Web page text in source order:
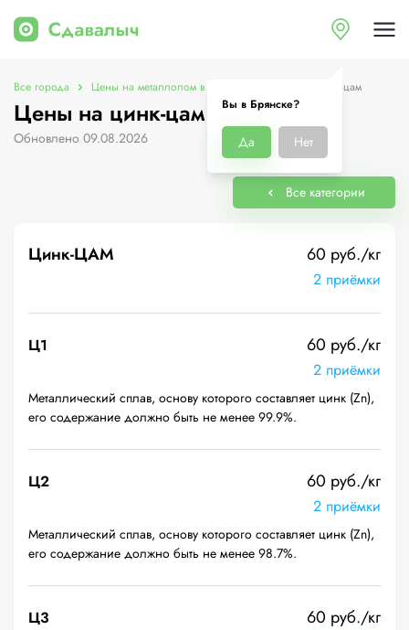
Вы в Брянске?
Да Нет
Все города Цены на металлолом в Брянске Цены на цинк-цам
Цены на цинк-цам в Брянске
Обновлено 09.08.2026
Все категории
Цинк-ЦАМ 60 руб./кг
2 приёмки
Ц1 60 руб./кг
2 приёмки
Металлический сплав, основу которого составляет цинк (Zn),
его содержание должно быть не менее 99.9%.
Ц2 60 руб./кг
2 приёмки
Металлический сплав, основу которого составляет цинк (Zn),
его содержание должно быть не менее 98.7%.
Ц3 60 руб./кг